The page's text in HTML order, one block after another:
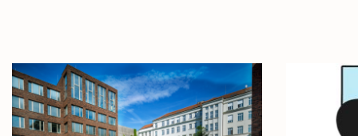
Související
články